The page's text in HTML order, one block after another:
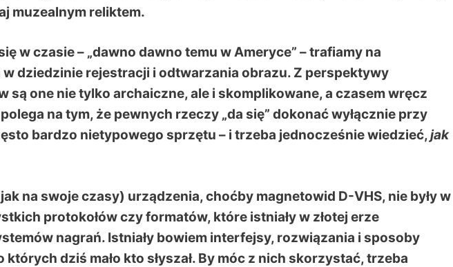
muzealnym reliktem.
w czasie – „dawno dawno temu w Ameryce” – trafiamy na
dziedzinie rejestracji i odtwarzania obrazu. Z perspektywy
są one nie tylko archaiczne, ale i skomplikowane, a czasem wręcz
na tym, że pewnych rzeczy „da się” dokonać wyłącznie przy
bardzo nietypowego sprzętu – i trzeba jednocześnie wiedzieć,jak
na swoje czasy) urządzenia, choćby magnetowid D-VHS, nie były w
protokołów czy formatów, które istniały w złotej erze
nagrań. Istniały bowiem interfejsy, rozwiązania i sposoby
których dziś mało kto słyszał. By móc z nich skorzystać, trzeba